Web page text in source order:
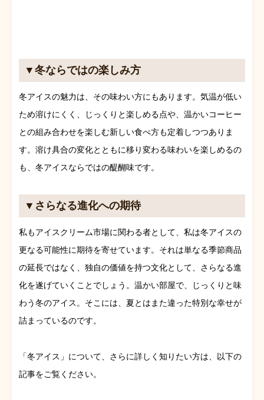
▼冬ならではの楽しみ方
冬アイスの魅力は、その味わい方にもあります。気温が低い
ため溶けにくく、じっくりと楽しめる点や、温かいコーヒー
との組み合わせを楽しむ新しい食べ方も定着しつつありま
す。溶け具合の変化とともに移り変わる味わいを楽しめるの
も、冬アイスならではの醍醐味です。
▼さらなる進化への期待
私もアイスクリーム市場に関わる者として、私は冬アイスの
更なる可能性に期待を寄せています。それは単なる季節商品
の延長ではなく、独自の価値を持つ文化として、さらなる進
化を遂げていくことでしょう。温かい部屋で、じっくりと味
わう冬のアイス。そこには、夏とはまた違った特別な幸せが
詰まっているのです。
「冬アイス」について、さらに詳しく知りたい方は、以下の
記事をご覧ください。